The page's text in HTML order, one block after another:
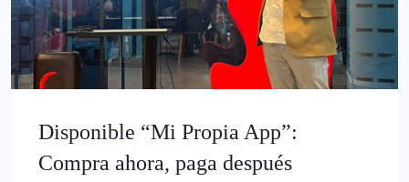
Disponible “Mi Propia App”:
Compra ahora, paga después